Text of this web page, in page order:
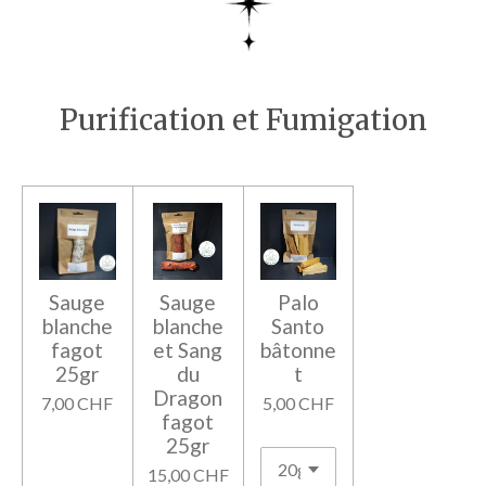
Purification et Fumigation
Sauge
blanche
fagot
25gr
7,00 CHF
Sauge
blanche
et Sang
du
Dragon
fagot
25gr
15,00 CHF
Palo
Santo
bâtonne
t
5,00 CHF